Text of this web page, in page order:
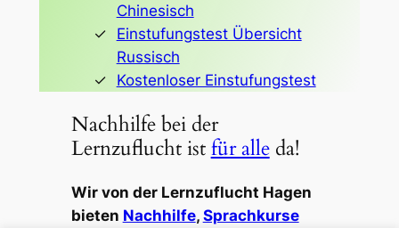
Chinesisch
Einstufungstest Übersicht
Russisch
Kostenloser Einstufungstest
Nachhilfe bei der
Lernzuflucht istfür alleda!
Wir von der Lernzuflucht Hagen
bieten Nachhilfe, Sprachkurse